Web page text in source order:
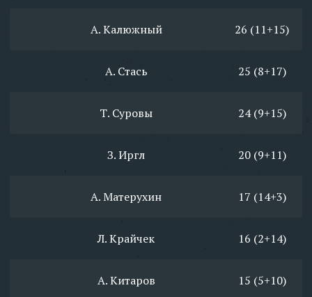
А. Калюжный 26 (11+15)
А. Стась 25 (8+17)
Т. Суровы 24 (9+15)
З. Иргл 20 (9+11)
А. Матерухин 17 (14+3)
Л. Крайчек 16 (2+14)
А. Китаров 15 (5+10)